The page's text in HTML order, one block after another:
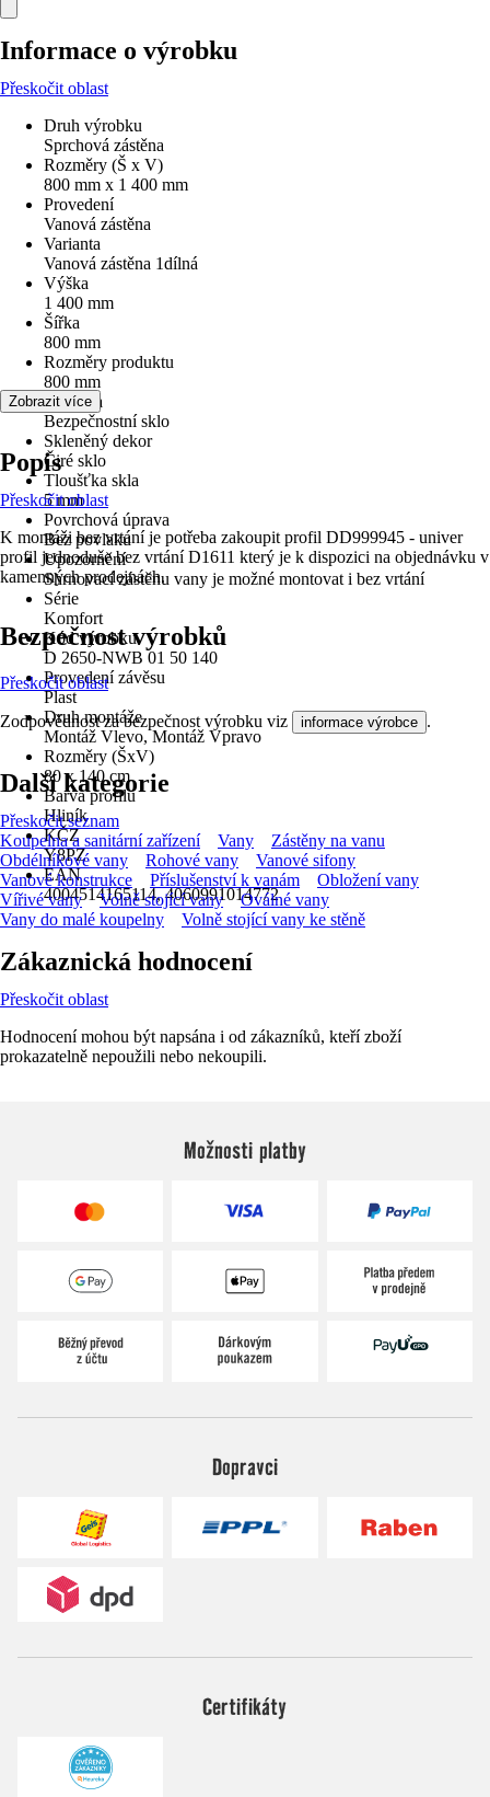
Informace o výrobku
Přeskočit oblast
Druh výrobku
Sprchová zástěna
Rozměry (Š x V)
800 mm x 1 400 mm
Provedení
Vanová zástěna
Varianta
Vanová zástěna 1dílná
Výška
1 400 mm
Šířka
800 mm
Rozměry produktu
800 mm
Typ skla
Bezpečnostní sklo
Skleněný dekor
Čiré sklo
Tloušťka skla
5 mm
Povrchová úprava
Bez povlaku
Upozornění
Shrnovací zástěnu vany je možné montovat i bez vrtání
Série
Komfort
Kód výrobku
D 2650-NWB 01 50 140
Provedení závěsu
Plast
Druh montáže
Montáž Vlevo, Montáž Vpravo
Rozměry (ŠxV)
80 x 140 cm
Barva profilu
Hliník
KČZ
Y8PZ
EAN
4004514165114, 4060991014772
Zobrazit více
Popis
Přeskočit oblast
K montáži bez vrtání je potřeba zakoupit profil DD999945 - univer
profil jednoduše bez vrtání D1611 který je k dispozici na objednávku v
kamenných prodejnách.
Bezpečnost výrobků
Přeskočit oblast
Zodpovědnost za bezpečnost výrobku viz informace výrobce .
Další kategorie
Přeskočit seznam
Koupelna a sanitární zařízení
Vany
Zástěny na vanu
Obdélníkové vany
Rohové vany
Vanové sifony
Vanové konstrukce
Příslušenství k vanám
Obložení vany
Vířivé vany
Volně stojící vany
Oválné vany
Vany do malé koupelny
Volně stojící vany ke stěně
Zákaznická hodnocení
Přeskočit oblast
Hodnocení mohou být napsána i od zákazníků, kteří zboží
prokazatelně nepoužili nebo nekoupili.
Možnosti platby
Dopravci
Certifikáty